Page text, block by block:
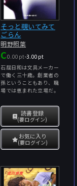
そっと覗いてみて
ごらん
明野照葉
C0.00pt-3.00pt
石屈日和は文具メーカー
で働く三十歳。創業者の
孫ということもあり、職
場では恵まれた立場だ。
読書登録
(要ログイン)
お気に入り
(要ログイン)